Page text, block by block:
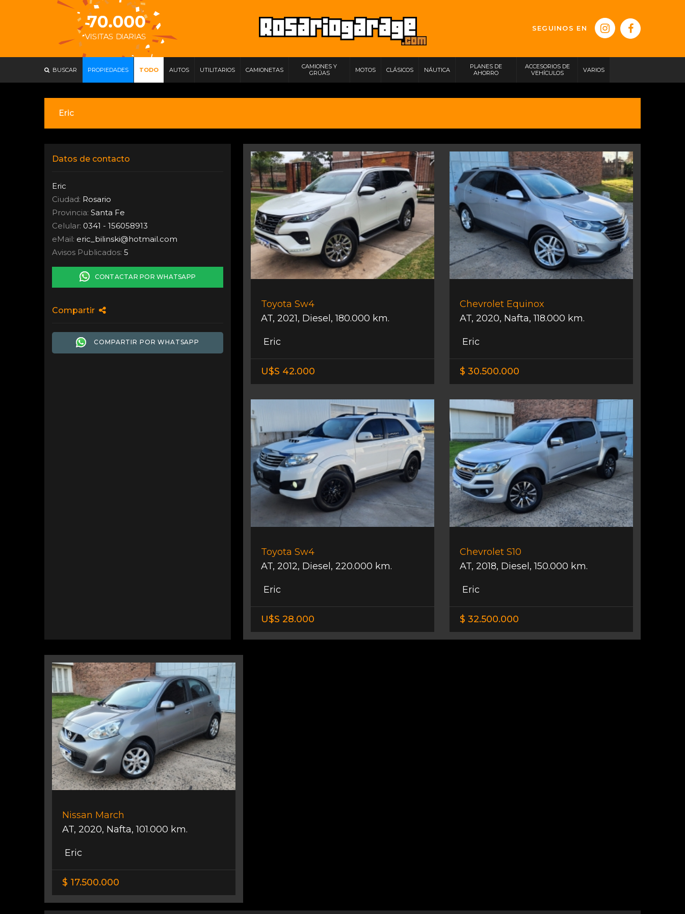
SEGUINOS EN
BUSCAR PROPIEDADES TODO AUTOS UTILITARIOS CAMIONETAS
CAMIONES Y
GRÚAS
MOTOS CLÁSICOS NÁUTICA
PLANES DE
AHORRO
ACCESORIOS DE
VEHÍCULOS
VARIOS
Eric
Datos de contacto
Eric
Ciudad: Rosario
Provincia: Santa Fe
Celular: 0341 - 156058913
eMail: eric_bilinski@hotmail.com
Avisos Publicados: 5
CONTACTAR POR WHATSAPP
Compartir
COMPARTIR POR WHATSAPP
Toyota Sw4
AT, 2021, Diesel ,180.000 km.
Eric
U$S 42.000
Chevrolet Equinox
AT, 2020, Nafta,118.000 km.
Eric
$ 30.500.000
Toyota Sw4
AT, 2012, Diesel , 220.000 km.
Eric
U$S 28.000
Chevrolet S10
AT, 2018, Diesel ,150.000 km.
Eric
$ 32.500.000
Nissan March
AT, 2020, Nafta,101.000 km.
Eric
$ 17.500.000